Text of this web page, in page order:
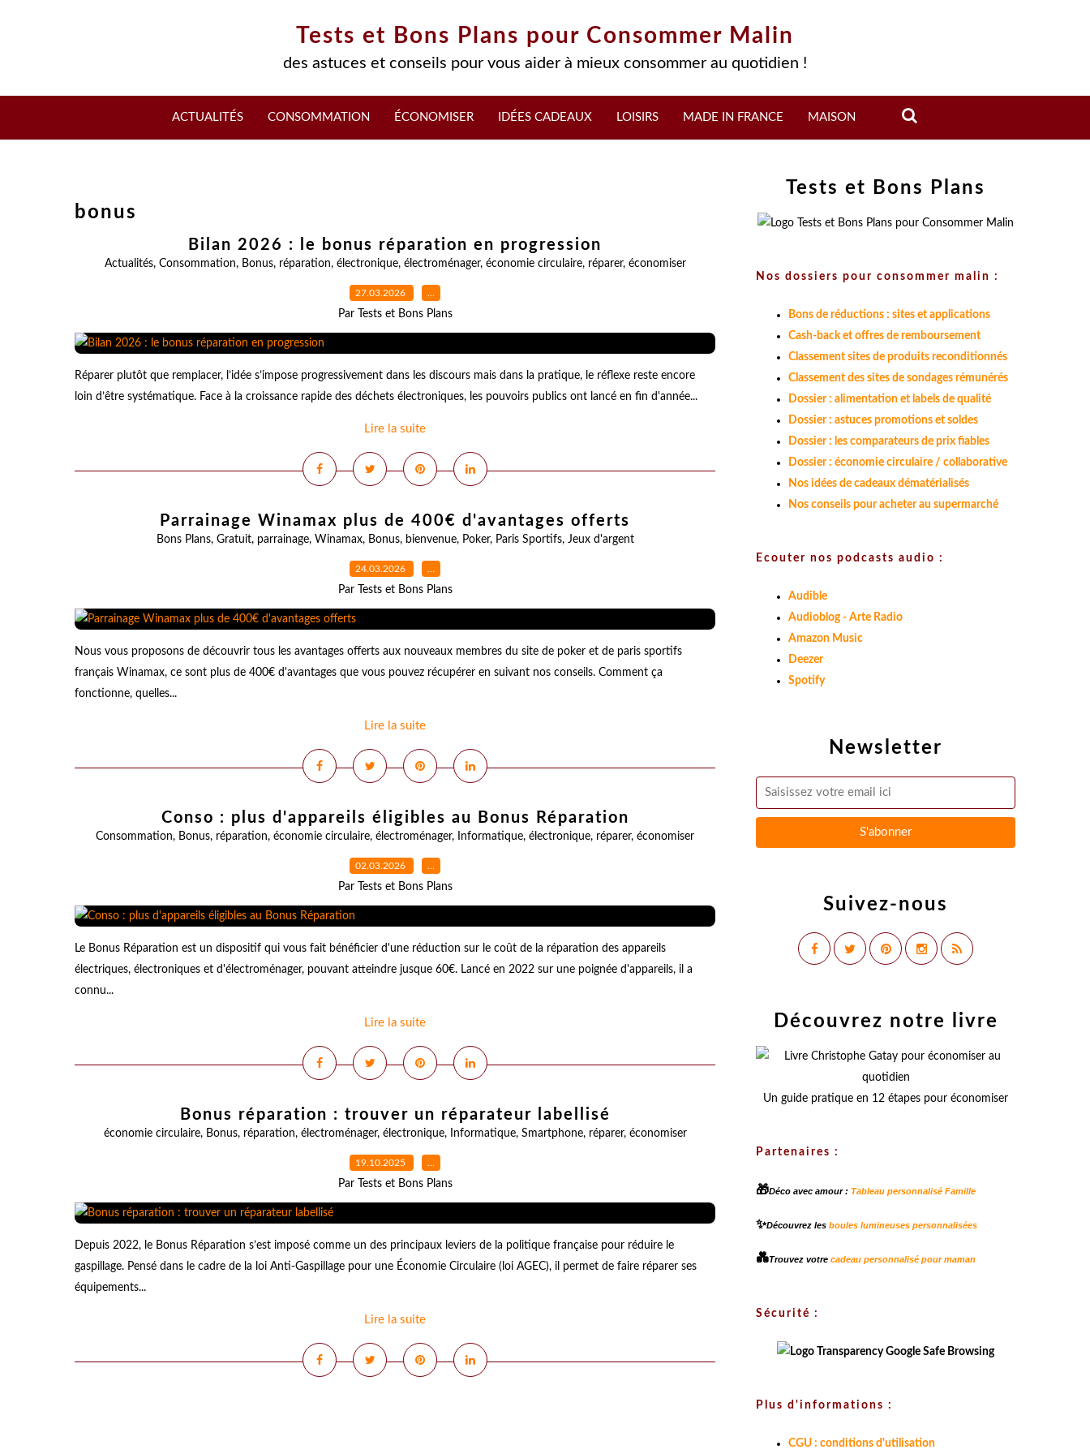
Tests et Bons Plans pour Consommer Malin
des astuces et conseils pour vous aider à mieux consommer au quotidien !
ACTUALITÉS CONSOMMATION ÉCONOMISER IDÉES CADEAUX LOISIRS MADE IN FRANCE MAISON
bonus
Bilan 2026 : le bonus réparation en progression
Actualités, Consommation, Bonus, réparation, électronique, électroménager, économie circulaire, réparer, économiser
27.03.2026 …
Par Tests et Bons Plans
Réparer plutôt que remplacer, l’idée s’impose progressivement dans les discours mais dans la pratique, le réflexe reste encore
loin d’être systématique. Face à la croissance rapide des déchets électroniques, les pouvoirs publics ont lancé en fin d'année...
Lire la suite
Parrainage Winamax plus de 400€ d'avantages offerts
Bons Plans, Gratuit, parrainage, Winamax, Bonus, bienvenue, Poker, Paris Sportifs, Jeux d'argent
24.03.2026 …
Par Tests et Bons Plans
Nous vous proposons de découvrir tous les avantages offerts aux nouveaux membres du site de poker et de paris sportifs
français Winamax, ce sont plus de 400€ d'avantages que vous pouvez récupérer en suivant nos conseils. Comment ça
fonctionne, quelles...
Lire la suite
Conso : plus d'appareils éligibles au Bonus Réparation
Consommation, Bonus, réparation, économie circulaire, électroménager, Informatique, électronique, réparer, économiser
02.03.2026 …
Par Tests et Bons Plans
Le Bonus Réparation est un dispositif qui vous fait bénéficier d'une réduction sur le coût de la réparation des appareils
électriques, électroniques et d'électroménager, pouvant atteindre jusque 60€. Lancé en 2022 sur une poignée d'appareils, il a
connu...
Lire la suite
Bonus réparation : trouver un réparateur labellisé
économie circulaire, Bonus, réparation, électroménager, électronique, Informatique, Smartphone, réparer, économiser
19.10.2025 …
Par Tests et Bons Plans
Depuis 2022, le Bonus Réparation s’est imposé comme un des principaux leviers de la politique française pour réduire le
gaspillage. Pensé dans le cadre de la loi Anti-Gaspillage pour une Économie Circulaire (loi AGEC), il permet de faire réparer ses
équipements...
Lire la suite
Newsletter
Suivez-nous
Tests et Bons Plans
Nos dossiers pour consommer malin :
Bons de réductions : sites et applications
Cash-back et offres de remboursement
Classement sites de produits reconditionnés
Classement des sites de sondages rémunérés
Dossier : alimentation et labels de qualité
Dossier : astuces promotions et soldes
Dossier : les comparateurs de prix fiables
Dossier : économie circulaire / collaborative
Nos idées de cadeaux dématérialisés
Nos conseils pour acheter au supermarché
Ecouter nos podcasts audio :
Audible
Audioblog - Arte Radio
Amazon Music
Deezer
Spotify
Découvrez notre livre
Un guide pratique en 12 étapes pour économiser
Partenaires :
🎁Déco avec amour : Tableau personnalisé Famille
✨Découvrez les boules lumineuses personnalisées
💑Trouvez votre cadeau personnalisé pour maman
Sécurité :
Plus d'informations :
CGU : conditions d'utilisation